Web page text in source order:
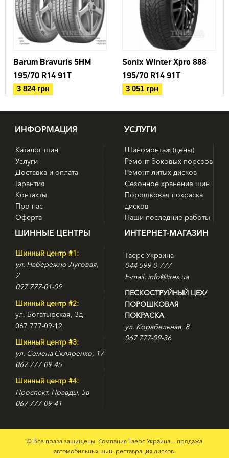
— ламели на стенках дренажных канавок дополнительно
усиливают устойчивость к аквапланированию;
— «мостики» между плечевыми блоками улучшают
сцепление в поворотах, снижают износ;
— оптимизированный дизайн плечевых зон уменьшает
уровень шумов, улучшает устойчивость на высокой
Barum Bravuris 5HM
195/70 R14 91T
3 824 грн
Sonix Winter Xpro 888
195/70 R14 91T
3 051 грн
ИНФОРМАЦИЯ
Каталог шин
Услуги
Доставка и оплата
Гарантия
Контакты
Про нас
Оферта
УСЛУГИ
Шиномонтаж (цены)
Ремонт боковых порезов
Ремонт литых дисков
Сезонное хранение шин
Порошковая покраска
дисков
Наши последние работы
ШИННЫЕ ЦЕНТРЫ
Шинный центр #1:
ул. Набережно-Луговая,
2
097 777-01-09
Шинный центр #2:
ул. Богатырская, 3д
067 777-09-12
Шинный центр #3:
ул. Семена Скляренко, 17
067 777-09-45
Шинный центр #4:
Проспект. Правды, 5в
067 777-09-41
ИНТЕРНЕТ-МАГАЗИН
Таерс Украина
044 599-0-777
E-mail: info@tires.ua
ПЕСКОСТРУЙНЫЙ ЦЕХ/
ПОРОШКОВАЯ
ПОКРАСКА
ул. Корабельная, 8
067 777-09-36
© Все права защищены. Компания Таерс Украина — продажа
автомобильных шин, реставрация дисков.